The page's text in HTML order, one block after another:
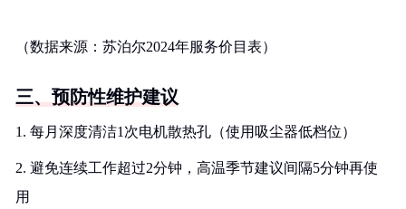
（数据来源：苏泊尔2024年服务价目表）
三、预防性维护建议
1. 每月深度清洁1次电机散热孔（使用吸尘器低档位）
2. 避免连续工作超过2分钟，高温季节建议间隔5分钟再使
用